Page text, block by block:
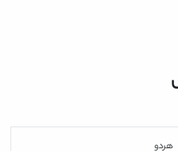
هردو